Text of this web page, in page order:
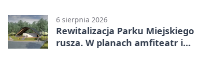
6 sierpnia 2026
Rewitalizacja Parku Miejskiego
rusza. W planach amfiteatr i